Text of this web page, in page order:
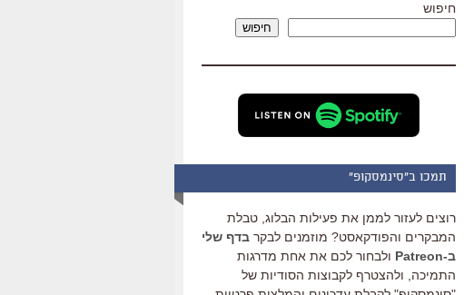
שמע.
חיפוש
חיפוש
תמכו ב"סינמסקופ"
רוצים לעזור לממן את פעילות הבלוג, טבלת
המבקרים והפודקאסט? מוזמנים לבקר בדף שלי
ב-Patreon
ולבחור לכם את אחת מדרגות
התמיכה, ולהצטרף לקבוצות הסודיות של